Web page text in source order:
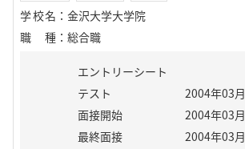
学校名 ： 金沢大学大学院
職種 ： 総合職
エントリーシート
テスト
2004年03月
面接開始
2004年03月
最終面接
2004年03月